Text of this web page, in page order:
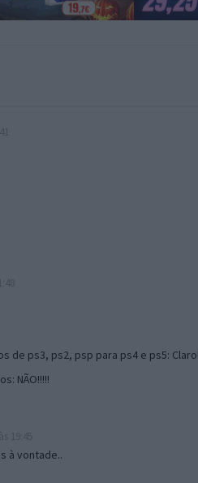
de ps3, ps2, psp para ps4 e ps5: Claro!
NÃO!!!!!
à vontade..